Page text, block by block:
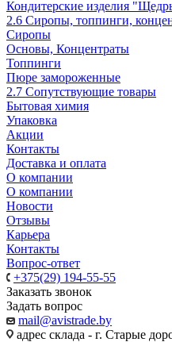
Кондитерские изделия
2.6 Сиропы, топпинги,
Сиропы
Основы, Концентраты
Топпинги
Пюре замороженные
2.7 Сопутствующие товары
Бытовая химия
Упаковка
Акции
Контакты
Доставка и оплата
О компании
О компании
Новости
Отзывы
Карьера
Контакты
Вопрос-ответ
+375(29) 194-55-55
Заказать звонок
Задать вопрос
mail@avistrade.by
адрес склада - г. Старые